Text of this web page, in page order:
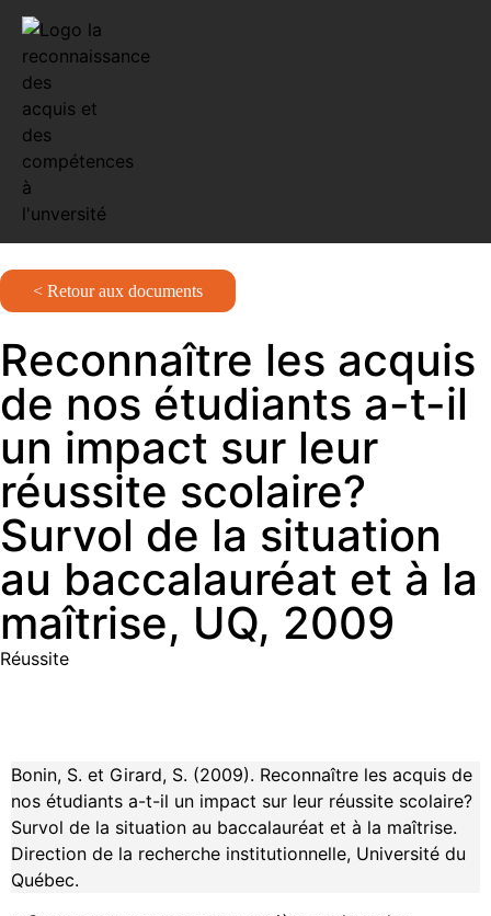
< Retour aux documents
Reconnaître les acquis
de nos étudiants a-t-il
un impact sur leur
réussite scolaire?
Survol de la situation
au baccalauréat et à la
maîtrise, UQ, 2009
Réussite
Bonin, S. et Girard, S. (2009). Reconnaître les acquis de
nos étudiants a-t-il un impact sur leur réussite scolaire?
Survol de la situation au baccalauréat et à la maîtrise.
Direction de la recherche institutionnelle, Université du
Québec.